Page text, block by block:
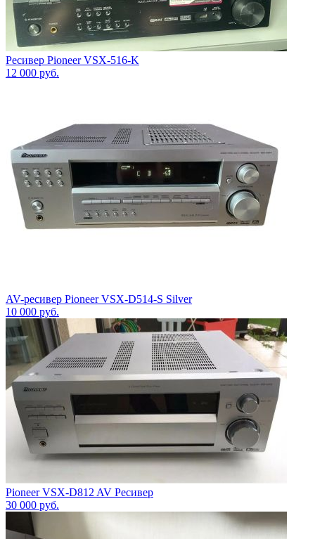
Ресивер Pioneer VSX-516-K
12 000 руб.
AV-ресивер Pioneer VSX-D514-S Silver
10 000 руб.
Pioneer VSX-D812 AV Ресивер
30 000 руб.